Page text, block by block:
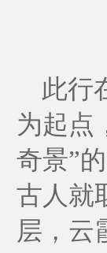
此行
为起点
奇景”
古人就
层，云